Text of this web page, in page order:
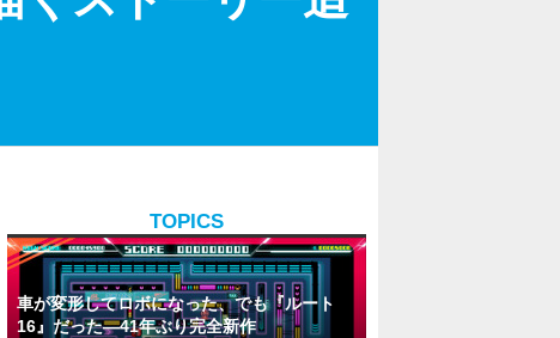
TOPICS
車が変形してロボになった、でも『ルート
16』だった―41年ぶり完全新作